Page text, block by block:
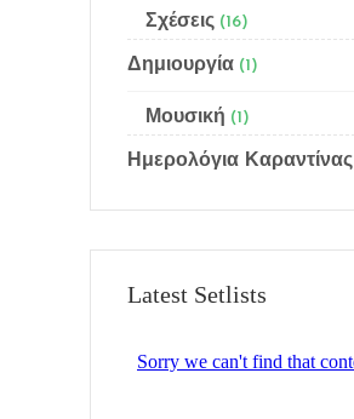
Σχέσεις (16)
Δημιουργία (1)
Μουσική (1)
Ημερολόγια Καραντίνας
Latest Setlists
Αρχική
Ποιός είμαι
Γίνε μέλος
Email Subscription